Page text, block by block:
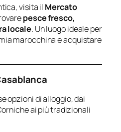
visita il Mercato
pesce fresco,
locale. Un luogo ideale per
marocchina e acquistare
opzioni di alloggio, dai
ai più tradizionali